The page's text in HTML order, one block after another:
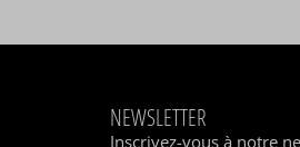
NEWSLETTER
Inscrivez-vous à notre